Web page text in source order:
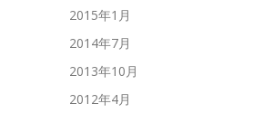
2015年1月
2014年7月
2013年10月
2012年4月